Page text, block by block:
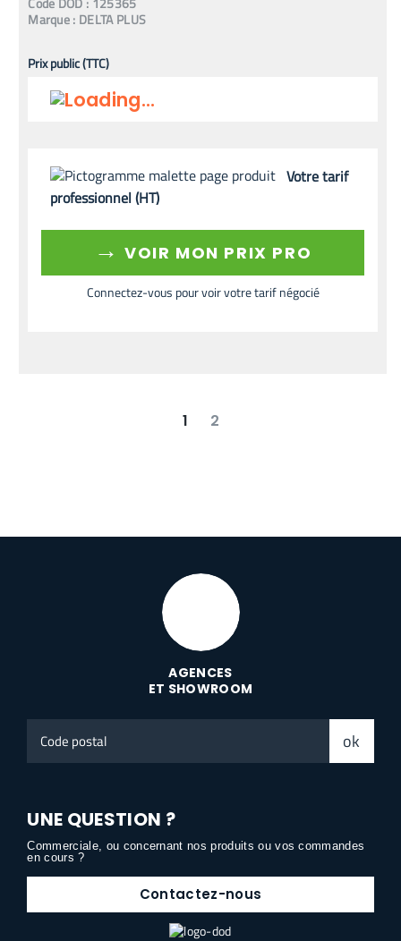
Marque : DELTA PLUS
Prix public (TTC)
Votre tarif
professionnel (HT)
→ VOIR MON PRIX PRO
Connectez-vous pour voir votre tarif négocié
1 2
AGENCES
ET SHOWROOM
postal
ok
UNE QUESTION ?
Commerciale, ou concernant nos produits ou vos commandes
en cours ?
Contactez-nous